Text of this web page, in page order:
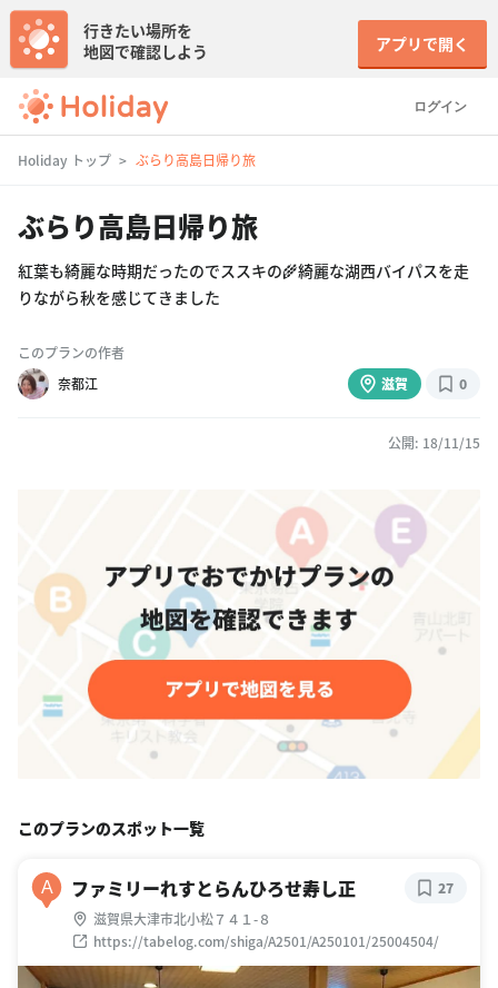
ログイン
行きたい場所を
地図で確認しよう
アプリで開く
Holiday トップ ぶらり高島日帰り旅
ぶらり高島日帰り旅
紅葉も綺麗な時期だったのでススキの🌾綺麗な湖西バイパスを走
りながら秋を感じてきました
このプランの作者
奈都江
滋賀 0
公開: 18/11/15
このプランのスポット一覧
A ファミリーれすとらんひろせ寿し正
滋賀県大津市北小松７４１-８
https://tabelog.com/shiga/A2501/A250101/25004504/
27